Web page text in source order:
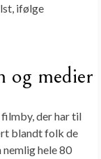
ifølge
og medier
der har til
blandt folk de
hele 80